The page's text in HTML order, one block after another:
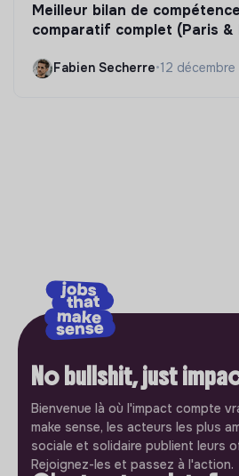
Meilleur bilan de
comparatif complet (Paris &
Fabien Secherre•12
No bullshit, just
Bienvenue là où l'impact compte
make sense, les acteurs les plus
sociale et solidaire publient leurs
Rejoignez-les et passez à l'action.